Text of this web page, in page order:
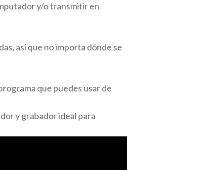
y/o transmitir en
así que no importa dónde se
que puedes usar de
y grabador ideal para